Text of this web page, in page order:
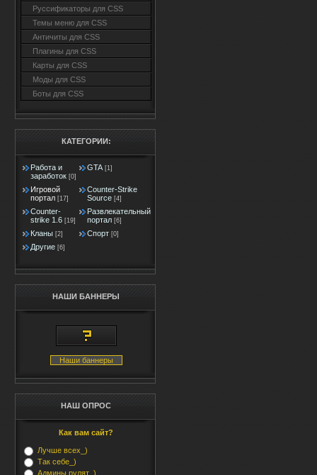
Руссификаторы для CSS
Темы меню для CSS
Античиты для CSS
Плагины для CSS
Карты для CSS
Моды для CSS
Боты для CSS
КАТЕГОРИИ:
Работа и
заработок [0]
GTA [1]
Игровой
портал [17]
Counter-Strike
Source [4]
Counter-
strike 1.6 [19]
Развлекательный
портал [6]
Кланы [2] Спорт [0]
Другие [6]
НАШИ БАННЕРЫ
Наши баннеры
НАШ ОПРОС
Как вам сайт?
Лучше всех_)
Так себе_)
Админы рулят_)